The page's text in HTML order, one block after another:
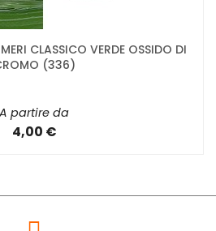
CLASSICO VERDE OSSIDO DI
(336)
A partire da
4,00 €